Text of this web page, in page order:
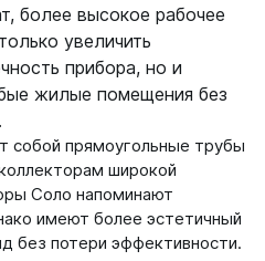
более высокое рабочее
увеличить
прибора, но и
жилые помещения без
собой прямоугольные трубы
широкой
Соло напоминают
имеют более эстетичный
без потери эффективности.